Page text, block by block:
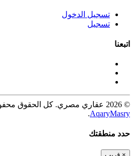
تسجيل الدخول
تسجيل
اتبعنا
© 2026 عقاري مصري. كل الحقوق محفوظة. مشغل بواسطة
AqaryMasry
.
حدد منطقتك